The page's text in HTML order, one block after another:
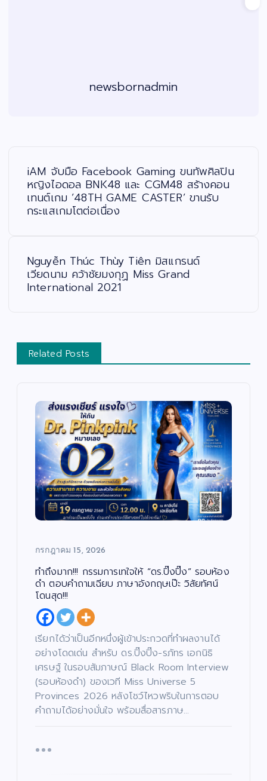
newsbornadmin
iAM จับมือ Facebook Gaming ขนทัพศิลปิน
หญิงไอดอล BNK48 และ CGM48 สร้างคอน
เทนต์เกม ’48TH GAME CASTER’ ขานรับ
กระแสเกมโตต่อเนื่อง
Nguyễn Thúc Thùy Tiên มิสแกรนด์
เวียดนาม คว้าชัยมงกุฏ Miss Grand
International 2021
Related Posts
กรกฎาคม 15, 2026
ทำถึงมาก!!! กรรมการเทใจให้ “ดร.ปิ๊งปิ๊ง” รอบห้อง
ดำ ตอบคำถามเฉียบ ภาษาอังกฤษเป๊ะ วิสัยทัศน์
โดนสุด!!!
เรียกได้ว่าเป็นอีกหนึ่งผู้เข้าประกวดที่ทำผลงานได้
อย่างโดดเด่น สำหรับ ดร.ปิ๊งปิ๊ง-รภัทร เอกนิธิ
เศรษฐ์ ในรอบสัมภาษณ์ Black Room Interview
(รอบห้องดำ) ของเวที Miss Universe 5
Provinces 2026 หลังโชว์ไหวพริบในการตอบ
คำถามได้อย่างมั่นใจ พร้อมสื่อสารภาษ…